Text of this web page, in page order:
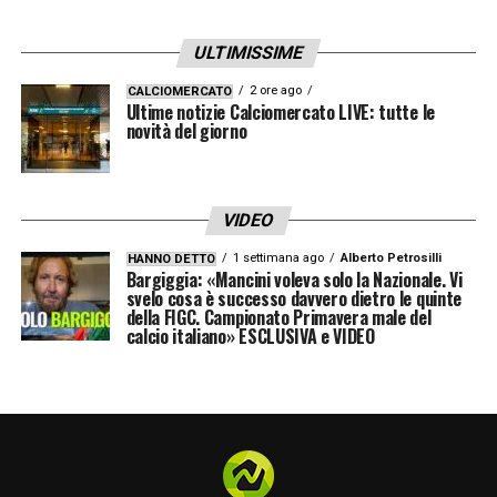
ULTIMISSIME
CALCIOMERCATO 2 ore ago
Ultime notizie Calciomercato LIVE: tutte le
novità del giorno
VIDEO
HANNO DETTO 1 settimana ago Alberto Petrosilli
Bargiggia: «Mancini voleva solo la Nazionale. Vi
svelo cosa è successo davvero dietro le quinte
della FIGC. Campionato Primavera male del
calcio italiano» ESCLUSIVA e VIDEO